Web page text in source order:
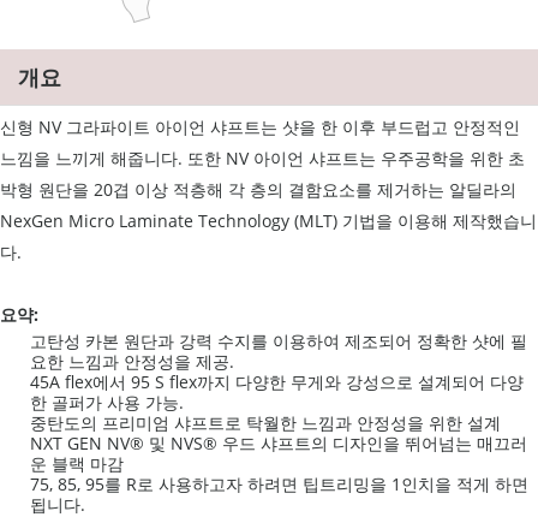
개요
신형 NV 그라파이트 아이언 샤프트는 샷을 한 이후 부드럽고 안정적인
느낌을 느끼게 해줍니다. 또한 NV 아이언 샤프트는 우주공학을 위한 초
박형 원단을 20겹 이상 적층해 각 층의 결함요소를 제거하는 알딜라의
NexGen Micro Laminate Technology (MLT) 기법을 이용해 제작했습니
다.
요약:
고탄성 카본 원단과 강력 수지를 이용하여 제조되어 정확한 샷에 필
요한 느낌과 안정성을 제공.
45A flex에서 95 S flex까지 다양한 무게와 강성으로 설계되어 다양
한 골퍼가 사용 가능.
중탄도의 프리미엄 샤프트로 탁월한 느낌과 안정성을 위한 설계
NXT GEN NV® 및 NVS® 우드 샤프트의 디자인을 뛰어넘는 매끄러
운 블랙 마감
75, 85, 95를 R로 사용하고자 하려면 팁트리밍을 1인치을 적게 하면
됩니다.